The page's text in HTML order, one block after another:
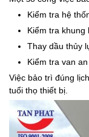
Kiểm tra hệ
Kiểm tra khung
Thay dầu thủy
Kiểm tra van
Việc bảo trì đúng
tuổi thọ thiết bị.